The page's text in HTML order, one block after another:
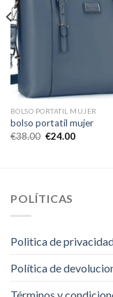
BOLSO PORTATIL MUJER
bolso portatil mujer
€38.00 €24.00
POLÍTICAS
Politica de
Política de